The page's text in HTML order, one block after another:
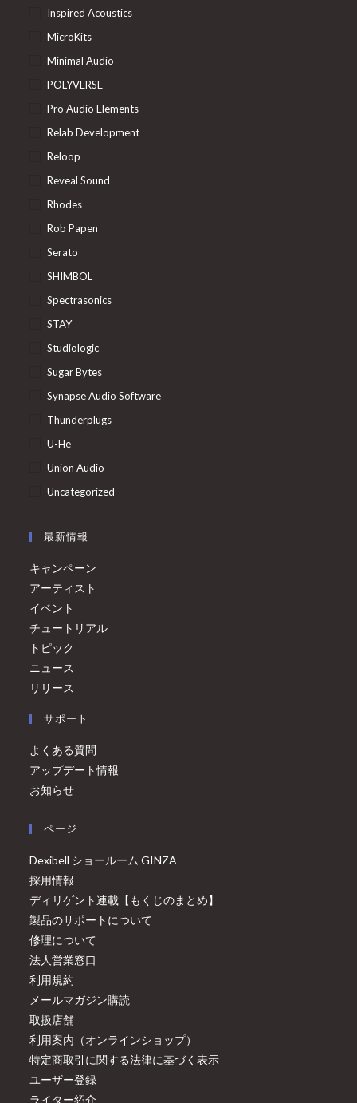
Inspired Acoustics
MicroKits
Minimal Audio
POLYVERSE
Pro Audio Elements
Relab Development
Reloop
Reveal Sound
Rhodes
Rob Papen
Serato
SHIMBOL
Spectrasonics
STAY
Studiologic
Sugar Bytes
Synapse Audio Software
Thunderplugs
U-He
Union Audio
Uncategorized
最新情報
キャンペーン
アーティスト
イベント
チュートリアル
トピック
ニュース
リリース
サポート
よくある質問
アップデート情報
お知らせ
ページ
Dexibell ショールーム GINZA
採用情報
ディリゲント連載【もくじのまとめ】
製品のサポートについて
修理について
法人営業窓口
利用規約
メールマガジン購読
取扱店舗
利用案内（オンラインショップ）
特定商取引に関する法律に基づく表示
ユーザー登録
ライター紹介